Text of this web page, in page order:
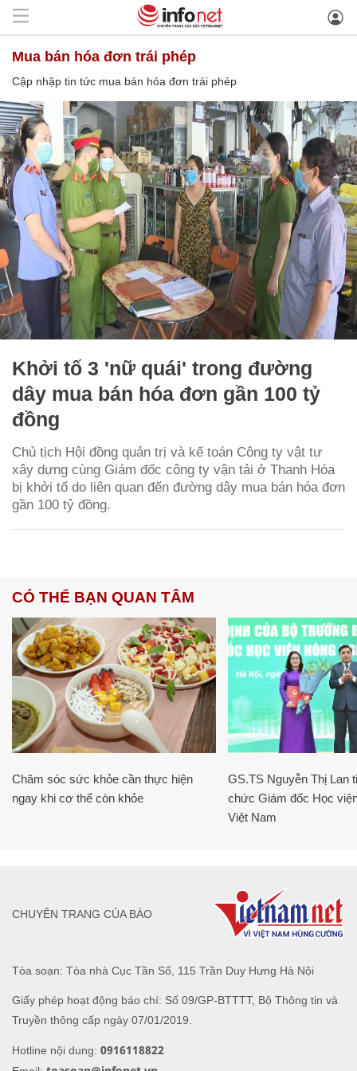
mua bán hóa đơn trái phép
Cập nhập tin tức mua bán hóa đơn trái phép
Khởi tố 3 'nữ quái' trong đường
dây mua bán hóa đơn gần 100 tỷ
đồng
Chủ tịch Hội đồng quản trị và kế toán Công ty vật tư
xây dựng cùng Giám đốc công ty vận tải ở Thanh Hóa
bị khởi tố do liên quan đến đường dây mua bán hóa đơn
gần 100 tỷ đồng.
CÓ THỂ BẠN QUAN TÂM
Chăm sóc sức khỏe cần thực hiện
ngay khi cơ thể còn khỏe
GS.TS Nguyễn Thị Lan
chức Giám đốc Học
Việt Nam
Tòa soạn: Tòa nhà Cục Tần Số, 115 Trần Duy Hưng Hà Nội
Giấy phép hoạt động báo chí: Số 09/GP-BTTTT, Bộ Thông tin và
Truyền thông cấp ngày 07/01/2019.
Hotline nội dung: 0916118822
CHUYÊN TRANG CỦA BÁO